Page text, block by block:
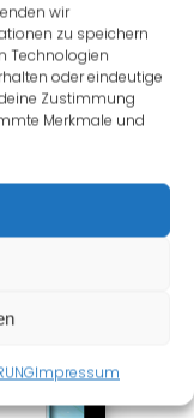
wir
zu speichern
Technologien
oder eindeutige
Zustimmung
Merkmale und
Impressum